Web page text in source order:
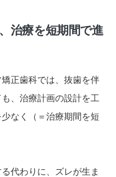
治療を短期間で進
正歯科では、抜歯を伴
、治療計画の設計を工
なく（＝治療期間を短
代わりに、ズレが生ま